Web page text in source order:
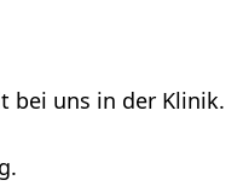
bei uns in der Klinik.